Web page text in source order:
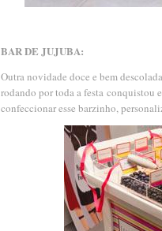
BAR DE JUJUBA:
Outra novidade doce e bem
rodando por toda a festa conquistou
confeccionar esse barzinho,